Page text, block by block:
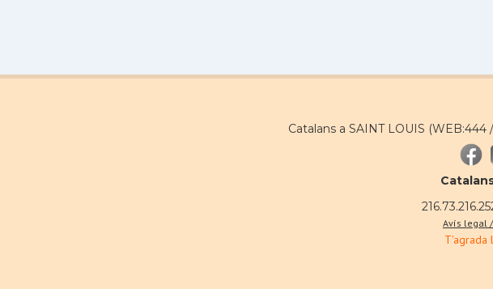
Catalans a SAINT LOUIS (WEB:444
Avís legal
T'agrada